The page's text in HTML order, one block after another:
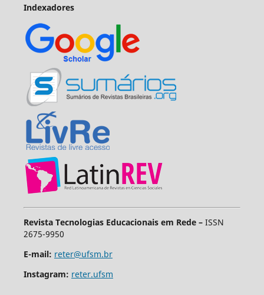
Indexadores
Revista Tecnologias Educacionais em Rede – ISSN
2675-9950
E-mail: reter@ufsm.br
Instagram: reter.ufsm